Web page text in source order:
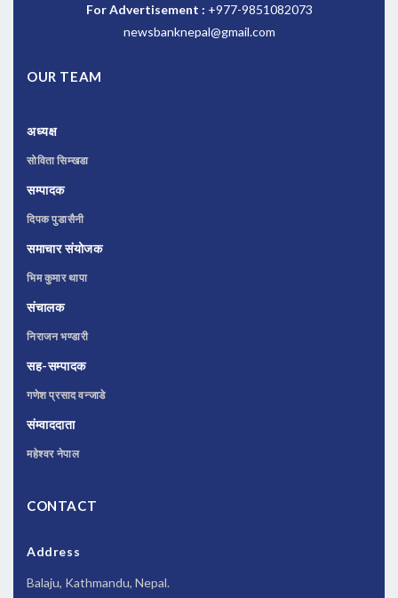
For Advertisement : +977-9851082073
newsbanknepal@gmail.com
OUR TEAM
अध्यक्ष
सोविता सिम्खडा
सम्पादक
दिपक पुडासैनी
समाचार संयोजक
भिम कुमार थापा
संचालक
निराजन भण्डारी
सह-सम्पादक
गणेश प्रसाद वन्जाडे
संम्वाददाता
महेश्वर नेपाल
CONTACT
Address
Balaju, Kathmandu, Nepal.